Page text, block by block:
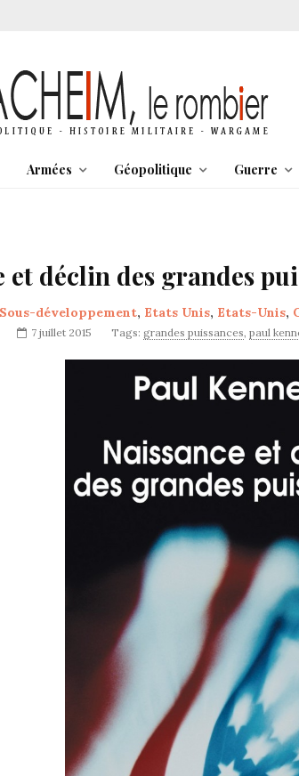
Armées Géopolitique Guerre
et déclin des grandes
développement, Etats Unis, Etats-Unis,
7 juillet 2015 Tags: grandes puissances, paul